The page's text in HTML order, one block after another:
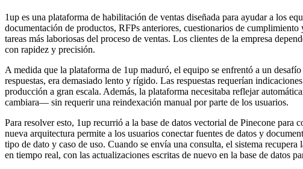
1up es una plataforma de habilitación de ventas diseñada para ayudar a los
documentación de productos, RFPs anteriores, cuestionarios de
tareas más laboriosas del proceso de ventas. Los clientes de la empresa
con rapidez y precisión.
A medida que la plataforma de 1up maduró, el equipo se enfrentó a un
respuestas, era demasiado lento y rígido. Las respuestas requerían
producción a gran escala. Además, la plataforma necesitaba reflejar
cambiara— sin requerir una reindexación manual por parte de los usuarios.
Para resolver esto, 1up recurrió a la base de datos vectorial de Pinecone
nueva arquitectura permite a los usuarios conectar fuentes de datos y
tipo de dato y caso de uso. Cuando se envía una consulta, el sistema
en tiempo real, con las actualizaciones escritas de nuevo en la base de datos